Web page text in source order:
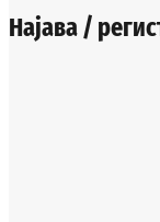
Најава /